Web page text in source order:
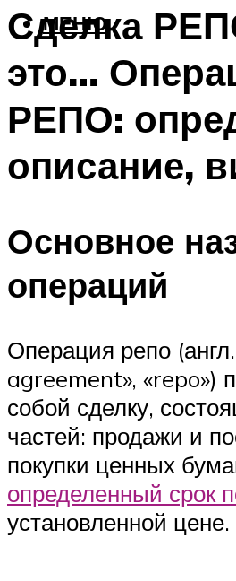
МЕНЮ
Сделка
это…
РЕПО:
описание,
Основное
операций
Операция репо
agreement», «repo»)
собой сделку,
частей: продажи и
покупки ценных
определенный срок
установленной цене.